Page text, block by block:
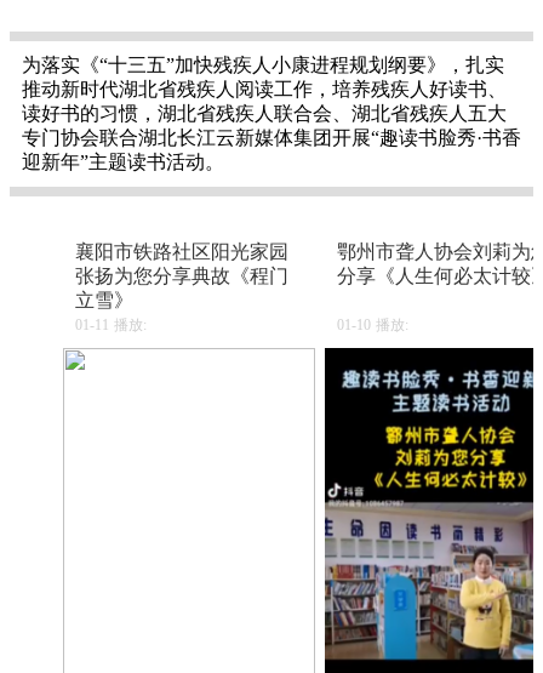
为落实《“十三五”加快残疾人小康进程规划纲要》，扎实
推动新时代湖北省残疾人阅读工作，培养残疾人好读书、
读好书的习惯，湖北省残疾人联合会、湖北省残疾人五大
专门协会联合湖北长江云新媒体集团开展“趣读书脸秀·书香
迎新年”主题读书活动。
襄阳市铁路社区阳光家园
张扬为您分享典故《程门
立雪》
01-11 播放:
鄂州市聋人协会刘莉为
分享《人生何必太计较
01-10 播放: